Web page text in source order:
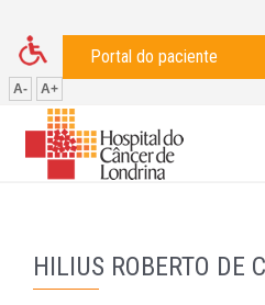
Portal do paciente
A- A+
HILIUS ROBERTO DE